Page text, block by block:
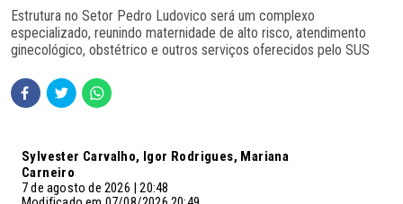
Estrutura no Setor Pedro Ludovico será um complexo
especializado, reunindo maternidade de alto risco, atendimento
ginecológico, obstétrico e outros serviços oferecidos pelo SUS
Sylvester Carvalho, Igor Rodrigues, Mariana
Carneiro
7 de agosto de 2026 | 20:48